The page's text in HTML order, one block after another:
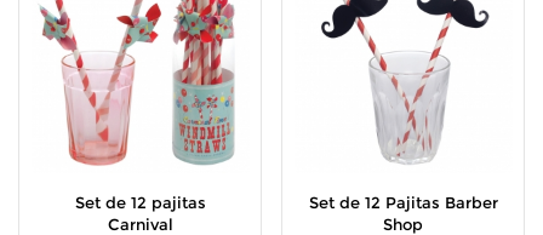
Set de 12 pajitas
Carnival
Set de 12 Pajitas Barber
Shop